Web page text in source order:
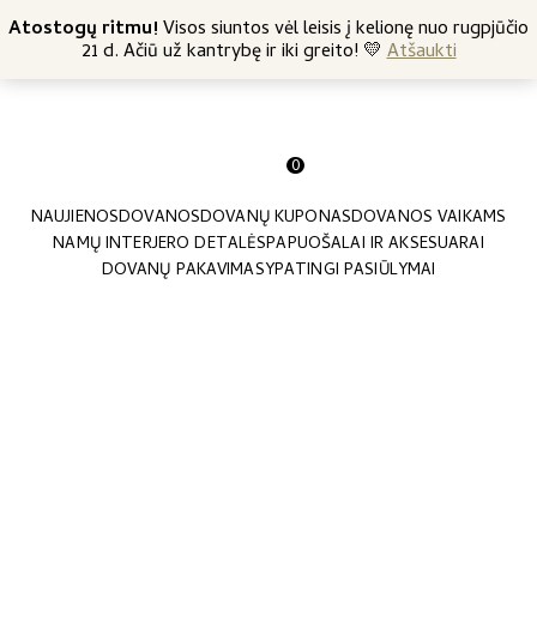
Atostogų ritmu!Visos siuntos vėl leisis į kelionę nuo rugpjūčio
21 d. Ačiū už kantrybę ir iki greito! 💛Atšaukti
Nemokamas siuntimas nuo 45 Eur +370 682 57369
0
NAUJIENOSDOVANOSDOVANŲ KUPONASDOVANOS VAIKAMS
NAMŲ INTERJERO DETALĖSPAPUOŠALAI IR AKSESUARAI
DOVANŲ PAKAVIMASYPATINGI PASIŪLYMAI